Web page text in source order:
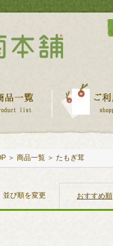
＞ 商品一覧 ＞ たもぎ茸
並び順を変更 おすすめ順